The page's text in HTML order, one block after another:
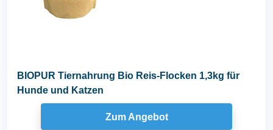
BIOPUR Tiernahrung Bio Reis-Flocken 1,3kg für
Hunde und Katzen
Zum Angebot